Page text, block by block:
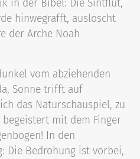
in der Bibel: Die Sintflut,
hinwegrafft, auslöscht
der Arche Noah
vom abziehenden
Sonne trifft auf
das Naturschauspiel, zu
mit dem Finger
In den
Die Bedrohung ist vorbei,